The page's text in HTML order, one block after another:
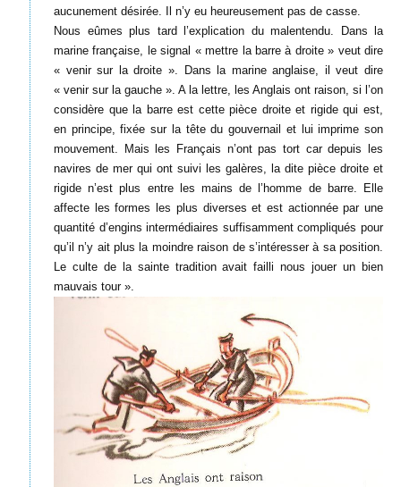
aucunement désirée. Il n’y eu heureusement pas de casse.
Nous eûmes plus tard l’explication du malentendu. Dans la
marine française, le signal « mettre la barre à droite » veut dire
« venir sur la droite ». Dans la marine anglaise, il veut dire
« venir sur la gauche ». A la lettre, les Anglais ont raison, si l’on
considère que la barre est cette pièce droite et rigide qui est,
en principe, fixée sur la tête du gouvernail et lui imprime son
mouvement. Mais les Français n’ont pas tort car depuis les
navires de mer qui ont suivi les galères, la dite pièce droite et
rigide n’est plus entre les mains de l’homme de barre. Elle
affecte les formes les plus diverses et est actionnée par une
quantité d’engins intermédiaires suffisamment compliqués pour
qu’il n’y ait plus la moindre raison de s’intéresser à sa position.
Le culte de la sainte tradition avait failli nous jouer un bien
mauvais tour ».